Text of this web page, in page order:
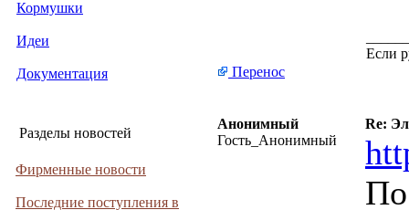
Кормушки
Идеи
Документация
Разделы новостей
Фирменные новости
Последние поступления в
Если
Перенос
Анонимный
Re:
Гость_Анонимный